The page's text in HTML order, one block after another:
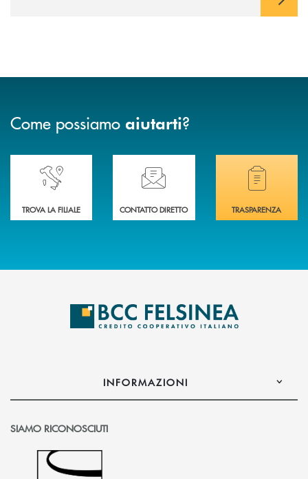
Come possiamo aiutarti?
Accedi all' elenco completo delle nostre&nbsp; filiali .
TROVA LA FILIALE
Ti serve assistenza immediata? Contattaci!
CONTATTO DIRETTO
Hai bisogno di
TRASPARENZA
INFORMAZIONI
SIAMO RICONOSCIUTI